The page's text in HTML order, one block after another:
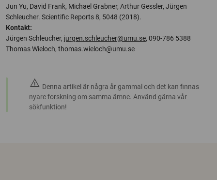
Jun Yu, David Frank, Michael Grabner, Arthur Gessler, Jürgen
Schleucher. Scientific Reports 8, 5048 (2018).
Kontakt:
Jürgen Schleucher, jurgen.schleucher@umu.se, 090-786 5388
Thomas Wieloch, thomas.wieloch@umu.se
warning Denna artikel är några år gammal och det kan finnas
nyare forskning om samma ämne. Använd gärna vår
sökfunktion!